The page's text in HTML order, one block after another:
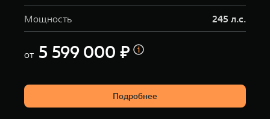
Мощность 245 л.с.
от 5 599 000 ₽
Подробнее